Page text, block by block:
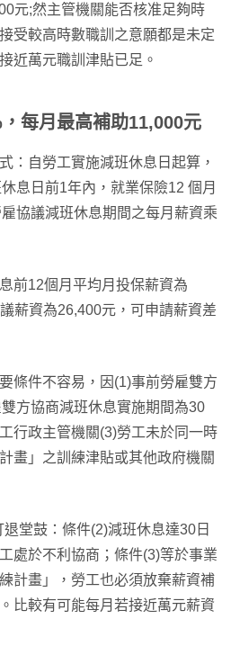
元;然主管機關能否核准足夠時
受較高時數職訓之意願都是未定
近萬元職訓津貼已足。
每月最高補助11,000元
：自勞工實施減班休息日起算，
息日前1年內，就業保險12 個月
協議減班休息期間之每月薪資乘
前12個月平均月投保薪資為
薪資為26,400元，可申請薪資差
條件不容易，因(1)事前勞雇雙方
方協商減班休息實施期間為30
行政主管機關(3)勞工未於同一時
畫」之訓練津貼或其他政府機關
退堂鼓：條件(2)減班休息達30日
處於不利協商；條件(3)等於事業
計畫」，勞工也必須放棄薪資補
比較有可能每月若接近萬元薪資